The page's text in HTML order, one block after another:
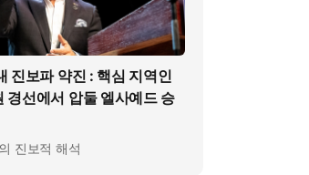
진보파 약진 : 핵심 지역인
경선에서 압둘 엘사예드 승
진보적 해석